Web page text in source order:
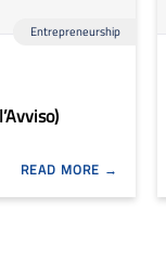
Entrepreneurship
READ MORE